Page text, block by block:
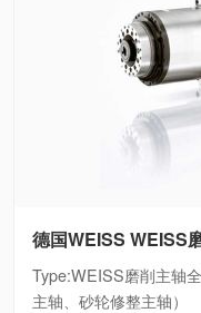
Type:WEISS磨削主轴
主轴、砂轮修整主轴）